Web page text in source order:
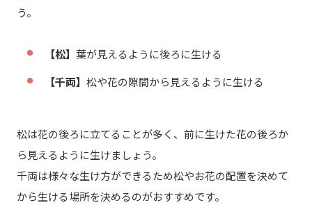
う。
【松】 葉が見えるように後ろに生ける
【千両】 松や花の隙間から見えるように生ける
松は花の後ろに立てることが多く、前に生けた花の後ろか
ら見えるように生けましょう。
千両は様々な生け方ができるため松やお花の配置を決めて
から生ける場所を決めるのがおすすめです。